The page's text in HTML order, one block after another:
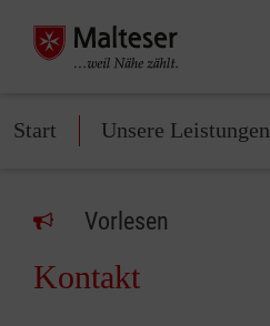
Start Unsere Leistungen
Vorlesen
Kontakt